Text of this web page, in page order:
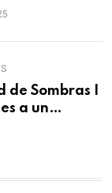
de Sombras I
a un
editar la